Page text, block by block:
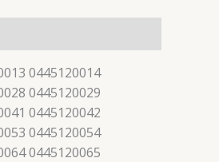
0445120014
0445120029
0445120042
0445120054
0445120065